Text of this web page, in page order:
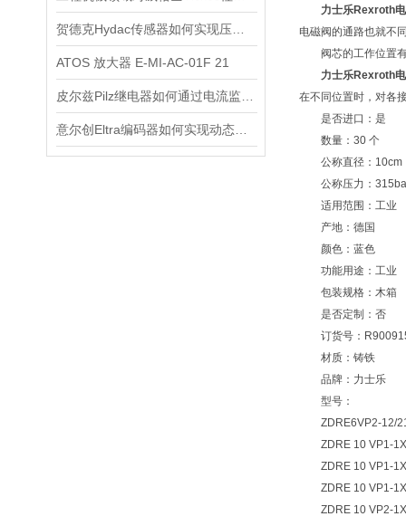
ATOS 放大器 E-MI-AC-01F 21
力士乐Rexroth
电磁阀的通路也就不
阀芯的工作位置有
力士乐Rexroth
在不同位置时，对各
是否进口：是
数量：30 个
公称直径：10cm
公称压力：
适用范围：工业
产地：德国
颜色：蓝色
功能用途：工业
包装规格：木箱
是否定制：否
订货号：
材质：铸铁
品牌：力士乐
型号：
ZDRE6VP2-12/
ZDRE 10 VP1-
ZDRE 10 VP1-
ZDRE 10 VP1-
ZDRE 10 VP2-